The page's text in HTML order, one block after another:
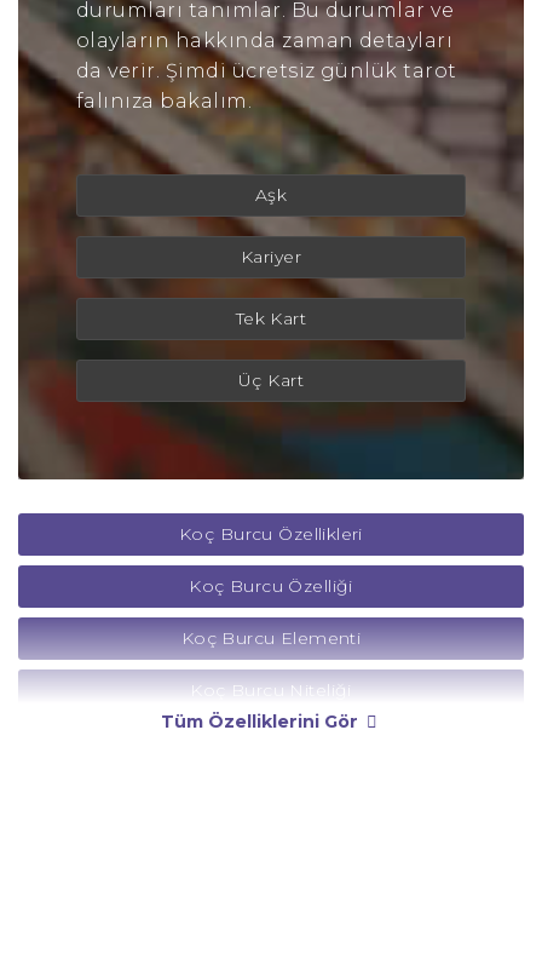
durumları tanımlar. Bu durumlar ve
olayların hakkında zaman detayları
da verir. Şimdi ücretsiz günlük tarot
falınıza bakalım.
Aşk
Kariyer
Tek Kart
Üç Kart
Koç Burcu Özellikleri
Koç Burcu Özelliği
Koç Burcu Elementi
Koç Burcu Niteliği
Tüm Özelliklerini Gör